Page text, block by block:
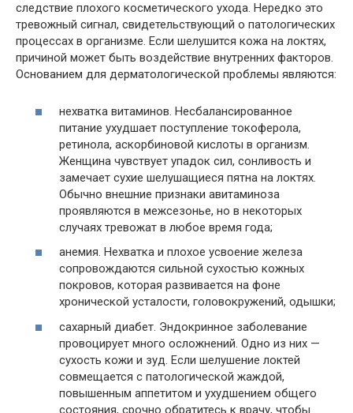
следствие плохого косметического ухода. Нередко это
тревожный сигнал, свидетельствующий о патологических
процессах в организме. Если шелушится кожа на локтях,
причиной может быть воздействие внутренних факторов.
Основанием для дерматологической проблемы являются:
нехватка витаминов. Несбалансированное
питание ухудшает поступление токоферола,
ретинола, аскорбиновой кислоты в организм.
Женщина чувствует упадок сил, сонливость и
замечает сухие шелушащиеся пятна на локтях.
Обычно внешние признаки авитаминоза
проявляются в межсезонье, но в некоторых
случаях тревожат в любое время года;
анемия. Нехватка и плохое усвоение железа
сопровождаются сильной сухостью кожных
покровов, которая развивается на фоне
хронической усталости, головокружений, одышки;
сахарный диабет. Эндокринное заболевание
провоцирует много осложнений. Одно из них —
сухость кожи и зуд. Если шелушение локтей
совмещается с патологической жаждой,
повышенным аппетитом и ухудшением общего
состояния, срочно обратитесь к врачу, чтобы